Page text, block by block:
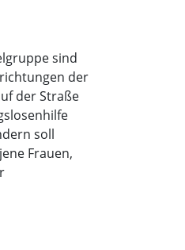
sind
der
der Straße
soll
Frauen,